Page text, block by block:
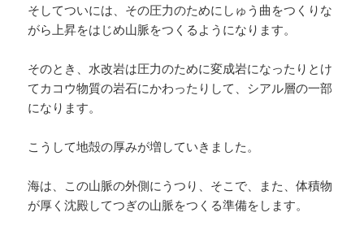
そしてついには、その圧力のためにしゅう曲をつくりな
がら上昇をはじめ山脈をつくるようになります。
そのとき、水改岩は圧力のために変成岩になったりとけ
てカコウ物質の岩石にかわったりして、シアル層の一部
になります。
こうして地殻の厚みが増していきました。
海は、この山脈の外側にうつり、そこで、また、体積物
が厚く沈殿してつぎの山脈をつくる準備をします。